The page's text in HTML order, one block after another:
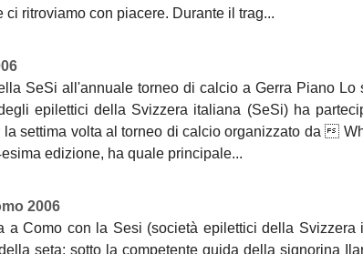
ci ritroviamo con piacere. Durante il trag...
SeSi all'annuale torneo di calcio a Gerra Piano Lo
epilettici della Svizzera italiana (SeSi) ha
la settima volta al torneo di calcio organizzato da
edizione, ha quale principale...
2006
a Como con la Sesi (società epilettici della Svizzera
seta; sotto la competente guida della signorina